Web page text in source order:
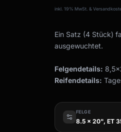
inkl. 19% MwSt. &
Ein Satz (4 Stück)
ausgewuchtet.
Felgendetails:
Reifendetails:
FELGE
8.5 x 20", ET